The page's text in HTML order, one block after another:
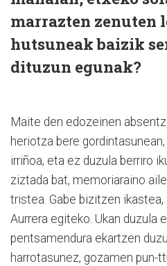
marrazten zenuten
hutsuneak baizik
dituzun egunak?
Maite den edozeinen
heriotza bere
irriñoa, eta ez duzula berriro
ziztada bat, memoriaraino
tristea. Gabe bizitzen ikastea,
Aurrera egiteko. Ukan duzula
pentsamendura ekartzen
harrotasunez, gozamen pun-